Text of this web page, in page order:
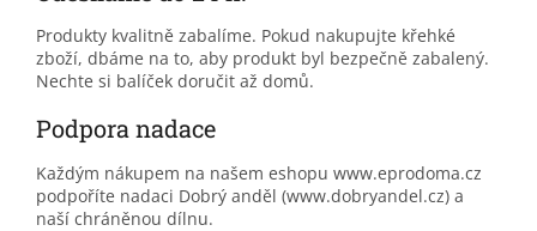
Produkty kvalitně zabalíme. Pokud nakupujte křehké
zboží, dbáme na to, aby produkt byl bezpečně zabalený.
Nechte si balíček doručit až domů.
Podpora nadace
Každým nákupem na našem eshopu www.eprodoma.cz
podpoříte nadaci Dobrý anděl (www.dobryandel.cz) a
naší chráněnou dílnu.